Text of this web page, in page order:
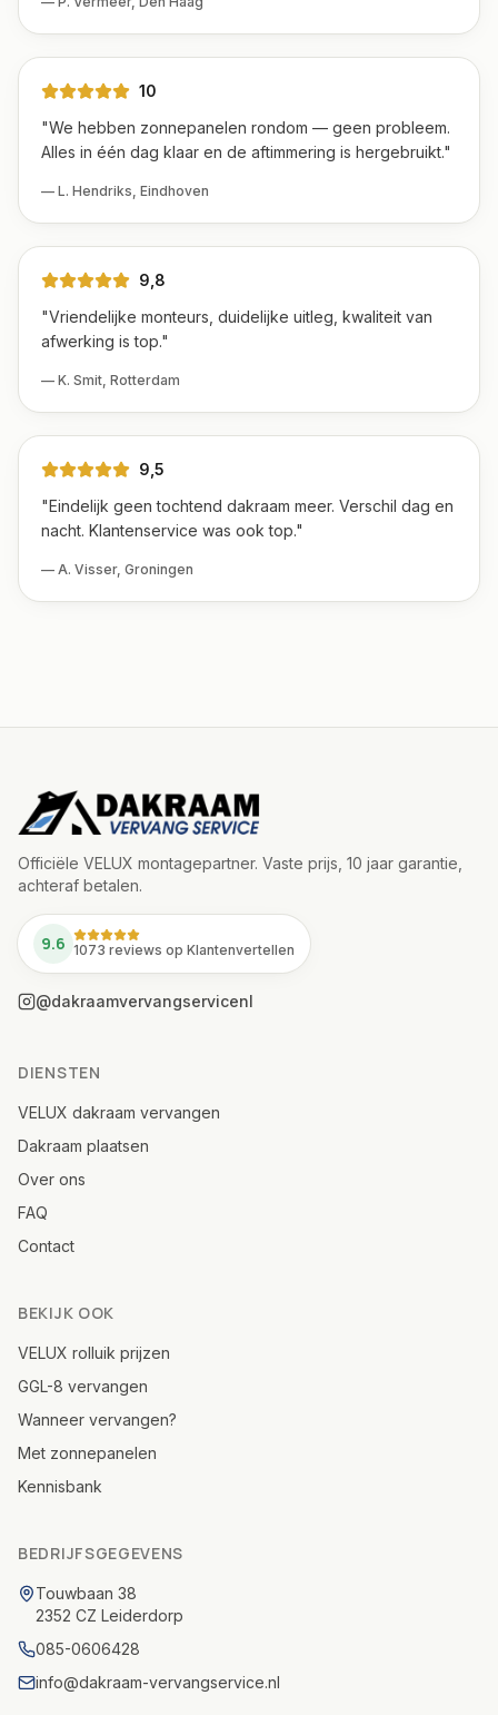
10
"We hebben zonnepanelen rondom — geen probleem.
Alles in één dag klaar en de aftimmering is hergebruikt."
— L. Hendriks, Eindhoven
9,8
"Vriendelijke monteurs, duidelijke uitleg, kwaliteit van
afwerking is top."
— K. Smit, Rotterdam
9,5
"Eindelijk geen tochtend dakraam meer. Verschil dag en
nacht. Klantenservice was ook top."
— A. Visser, Groningen
Officiële VELUX montagepartner. Vaste prijs, 10 jaar garantie,
achteraf betalen.
9.6 1073 reviews op Klantenvertellen
@dakraamvervangservicenl
DIENSTEN
VELUX dakraam vervangen
Dakraam plaatsen
Over ons
FAQ
Contact
BEKIJK OOK
VELUX rolluik prijzen
GGL-8 vervangen
Wanneer vervangen?
Met zonnepanelen
Kennisbank
BEDRIJFSGEGEVENS
Touwbaan 38
2352 CZ Leiderdorp
085-0606428
info@dakraam-vervangservice.nl